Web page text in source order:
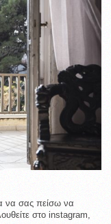
να σας πείσω να
στο instagram,